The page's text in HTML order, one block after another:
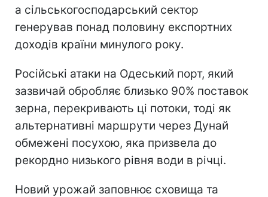
а сільськогосподарський сектор
генерував понад половину експортних
доходів країни минулого року.
Російські атаки на Одеський порт, який
зазвичай обробляє близько 90% поставок
зерна, перекривають ці потоки, тоді як
альтернативні маршрути через Дунай
обмежені посухою, яка призвела до
рекордно низького рівня води в річці.
Новий урожай заповнює сховища та